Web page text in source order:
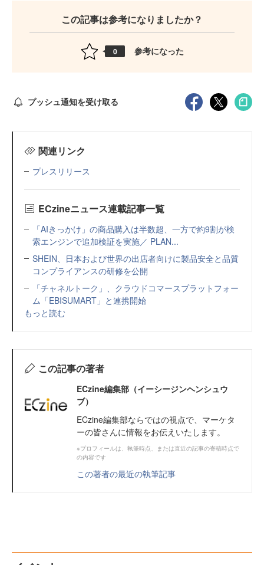
この記事は参考になりましたか？
0 参考になった
プッシュ通知を受け取る
関連リンク
プレスリリース
ECzineニュース連載記事一覧
「AIきっかけ」の商品購入は半数超、一方で約9割が検
索エンジンで追加検証を実施／ PLAN...
SHEIN、日本および世界の出店者向けに製品安全と品質
コンプライアンスの研修を公開
「チャネルトーク」、クラウドコマースプラットフォー
ム「EBISUMART」と連携開始
もっと読む
この記事の著者
ECzine編集部（イーシージンヘンシュウ
ブ）
ECzine編集部ならではの視点で、マーケタ
ーの皆さんに情報をお伝えいたします。
※プロフィールは、執筆時点、または直近の記事の寄稿時点で
の内容です
この著者の最近の執筆記事